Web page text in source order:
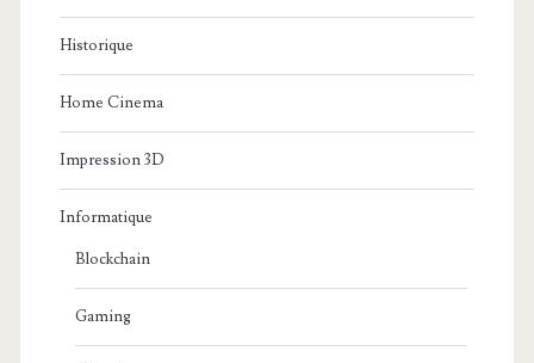
Historique
Home Cinema
Impression 3D
Informatique
Blockchain
Gaming